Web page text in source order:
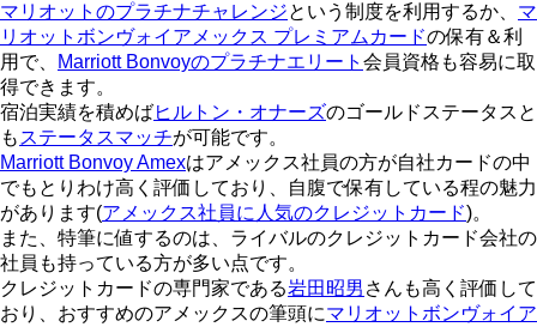
マリオットのプラチナチャレンジという制度を利用するか、 マ
リオットボンヴォイアメックス プレミアムカードの保有＆利
用で、
Marriott Bonvoyのプラチナエリート 会員資格も容易に取
得できます。
宿泊実績を積めばヒルトン・オナーズのゴールドステータスと
も ステータスマッチが可能です。
Marriott Bonvoy Amexはアメックス社員の方が自社カードの中
でもとりわけ高く評価しており、自腹で保有している程の魅力
があります(アメックス社員に人気のクレジットカード)。
また、特筆に値するのは、ライバルのクレジットカード会社の
社員も持っている方が多い点です。
クレジットカードの専門家である岩田昭男 さんも高く評価して
おり、おすすめのアメックスの筆頭にマリオットボンヴォイア